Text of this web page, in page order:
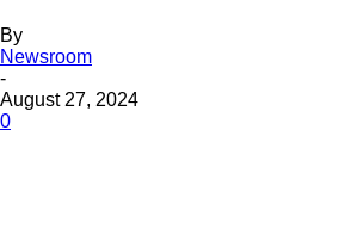
By
Newsroom
-
August 27, 2024
0